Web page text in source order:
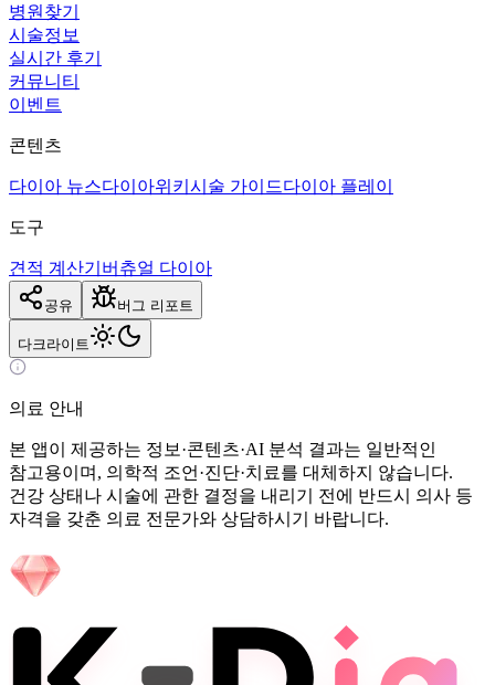
병원찾기
시술정보
실시간 후기
커뮤니티
이벤트
콘텐츠
다이아 뉴스다이아위키 시술 가이드다이아 플레이
도구
견적 계산기 버츄얼 다이아
공유 버그 리포트
다크 라이트
의료 안내
본 앱이 제공하는 정보·콘텐츠·AI 분석 결과는 일반적인
참고용이며, 의학적 조언·진단·치료를 대체하지 않습니다.
건강 상태나 시술에 관한 결정을 내리기 전에 반드시 의사 등
자격을 갖춘 의료 전문가와 상담하시기 바랍니다.